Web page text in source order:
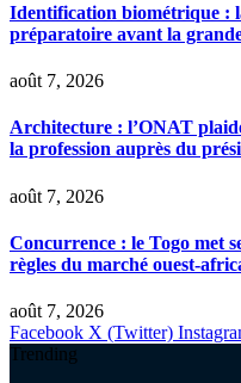
Identification biométrique :
préparatoire avant la
août 7, 2026
Architecture : l’ONAT
la profession auprès du
août 7, 2026
Concurrence : le Togo met
règles du marché ouest-
août 7, 2026
Facebook X (Twitter)
Trending